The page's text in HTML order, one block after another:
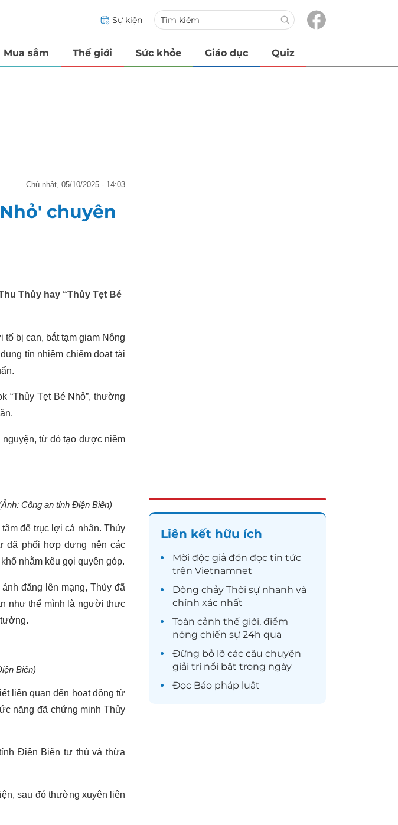
Sự kiện
Mua sắm Thế giới Sức khỏe Giáo dục Quiz
chủ nhật, 05/10/2025 - 14:03
chuyên
Thủy hay “Thủy Tẹt Bé
bị can, bắt tạm giam Nông
tín nhiệm chiếm đoạt tài
“Thủy Tẹt Bé Nhỏ”, thường
từ đó tạo được niềm
Công an tỉnh Điện Biên)
để trục lợi cá nhân. Thủy
đã phối hợp dựng nên các
nhằm kêu gọi quyên góp.
đăng lên mạng, Thủy đã
như thể mình là người thực
Biên)
liên quan đến hoạt động từ
năng đã chứng minh Thủy
Điện Biên tự thú và thừa
sau đó thường xuyên liên
Liên kết hữu ích
Mời độc giả đón đọc tin tức
trên Vietnamnet
Dòng chảy Thời sự nhanh và
chính xác nhất
Toàn cảnh thế giới, điểm
nóng chiến sự 24h qua
Đừng bỏ lỡ các câu chuyện
giải trínổi bật trong ngày
Đọc Báo pháp luật